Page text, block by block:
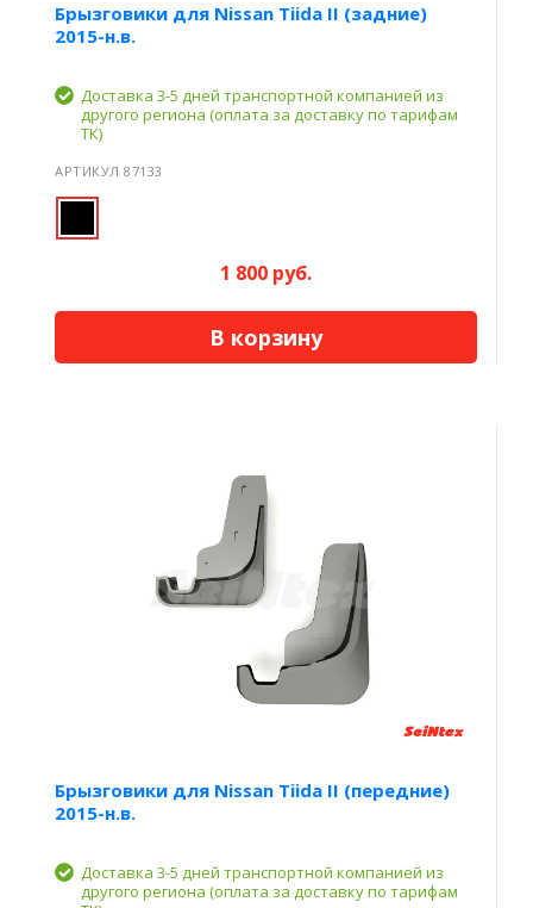
Брызговики для Nissan Tiida II (задние)
2015-н.в.
Доставка 3-5 дней транспортной компанией из
другого региона (оплата за доставку по тарифам
ТК)
АРТИКУЛ 87133
1 800 руб.
В корзину
Брызговики для Nissan Tiida II (передние)
2015-н.в.
Доставка 3-5 дней транспортной компанией из
другого региона (оплата за доставку по тарифам